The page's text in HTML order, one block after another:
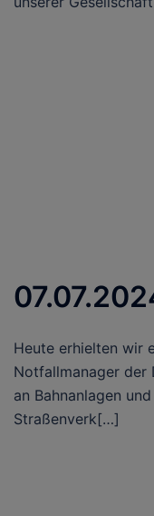
Heute erhielten wir
Notfallmanager der
an Bahnanlagen
Straßenverk[…]